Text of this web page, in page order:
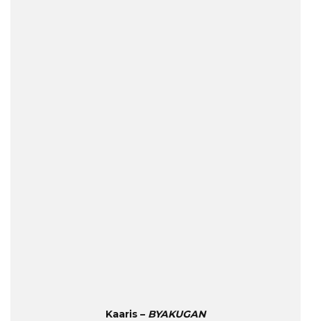
Kaaris – BYAKUGAN